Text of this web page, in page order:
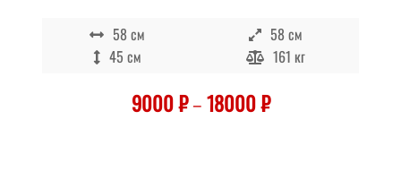
58 см
58 см
45 см
161 кг
9000₽–18000₽